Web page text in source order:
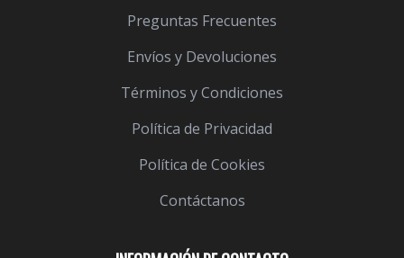
Preguntas Frecuentes
Envíos y Devoluciones
Términos y Condiciones
Política de Privacidad
Política de Cookies
Contáctanos